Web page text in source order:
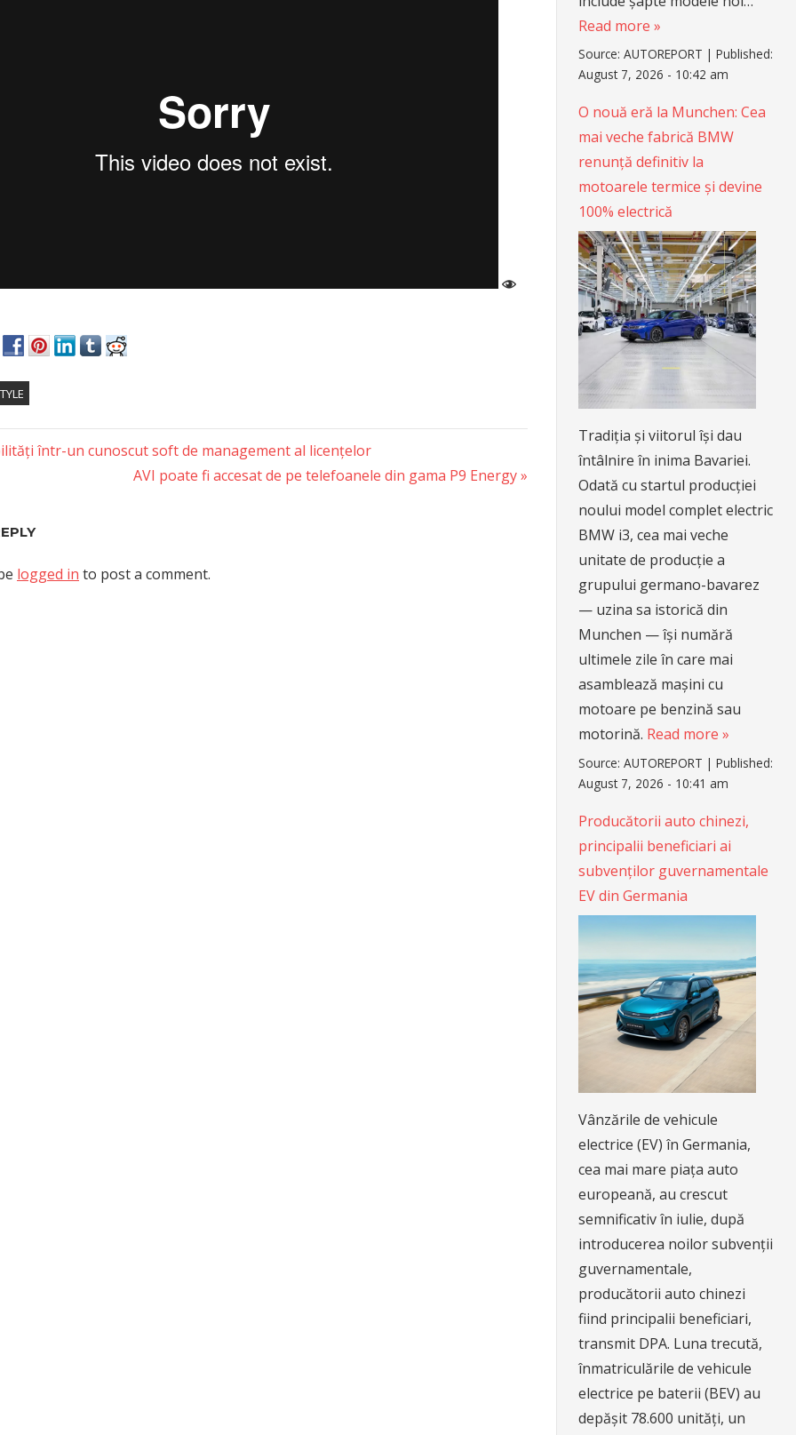
într-un cunoscut soft de management al licențelor
Next
AVI poate fi accesat de pe telefoanele din gama P9 Energy
logged in to post a comment.
Read more »
Source:AUTOREPORT |Published:
August 7, 2026 - 10:42 am
O nouă eră la Munchen: Cea
mai veche fabrică BMW
renunță definitiv la
motoarele termice și devine
100% electrică
Tradiția și viitorul își dau
întâlnire în inima Bavariei.
Odată cu startul producției
noului model complet electric
BMW i3, cea mai veche
unitate de producție a
grupului germano-bavarez
— uzina sa istorică din
Munchen — își numără
ultimele zile în care mai
asamblează mașini cu
motoare pe benzină sau
motorină. Read more »
Source:AUTOREPORT |Published:
August 7, 2026 - 10:41 am
Producătorii auto chinezi,
principalii beneficiari ai
subvenților guvernamentale
EV din Germania
Vânzările de vehicule
electrice (EV) în Germania,
cea mai mare piața auto
europeană, au crescut
semnificativ în iulie, după
introducerea noilor subvenții
guvernamentale,
producătorii auto chinezi
fiind principalii beneficiari,
transmit DPA. Luna trecută,
înmatriculările de vehicule
electrice pe baterii (BEV) au
depășit 78.600 unități, un